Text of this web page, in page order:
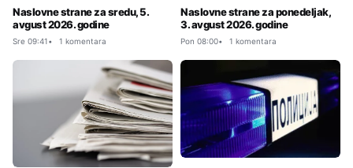
Naslovne strane za sredu, 5.
avgust 2026. godine
Sre 09:41 1 komentara
Naslovne strane za ponedeljak,
3. avgust 2026. godine
Pon 08:00 1 komentara